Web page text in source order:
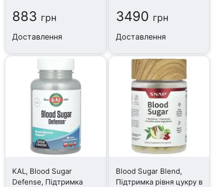
883 грн
Доставлення
3490 грн
Доставлення
KAL, Blood Sugar
Defense, Підтримка
Blood Sugar Blend,
Підтримка рівня цукру в